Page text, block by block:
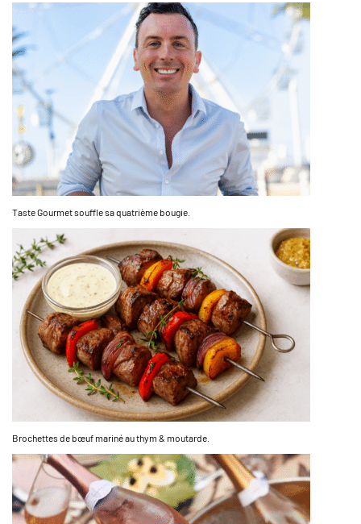
Taste Gourmet souffle sa quatrième bougie.
Brochettes de bœuf mariné au thym & moutarde.